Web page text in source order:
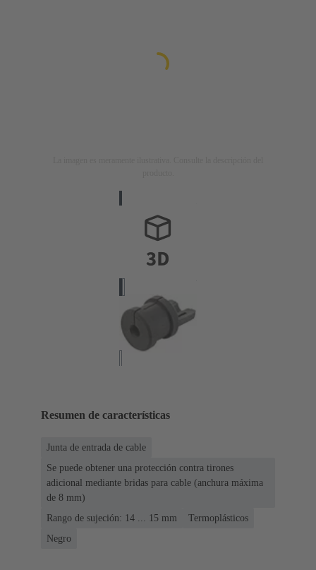
Resumen de características
Junta de entrada de cable
Se puede obtener una protección contra tirones
adicional mediante bridas para cable (anchura máxima
de 8 mm)
Rango de sujeción: 14 ... 15 mm
Termoplásticos
Negro